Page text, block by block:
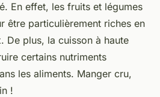
En effet, les fruits et légumes
être particulièrement riches en
De plus, la cuisson à haute
certains nutriments
les aliments. Manger cru,
!